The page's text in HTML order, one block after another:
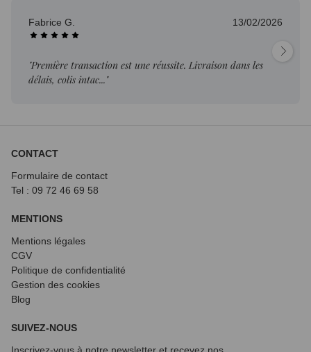
Fabrice G. 13/02/2026
"Première transaction est une réussite. Livraison dans les
délais, colis intac..."
CONTACT
Formulaire de contact
Tel : 09 72 46 69 58
MENTIONS
Mentions légales
CGV
Politique de confidentialité
Gestion des cookies
Blog
SUIVEZ-NOUS